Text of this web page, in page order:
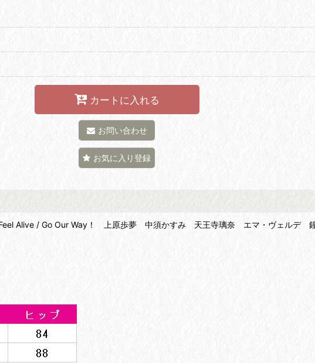
カートに入れる
お問い合わせ
お気に入り登録
Feel Alive / Go Our Way！ 上原歩夢 中須かすみ 天王寺璃奈 エマ・ヴェル